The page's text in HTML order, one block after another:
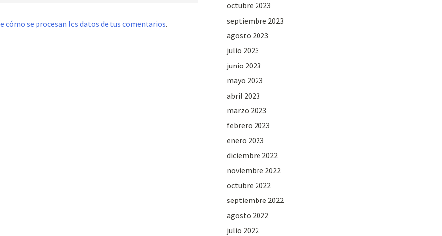
cómo se procesan los datos de tus comentarios.
octubre 2023
septiembre 2023
agosto 2023
julio 2023
junio 2023
mayo 2023
abril 2023
marzo 2023
febrero 2023
enero 2023
diciembre 2022
noviembre 2022
octubre 2022
septiembre 2022
agosto 2022
julio 2022